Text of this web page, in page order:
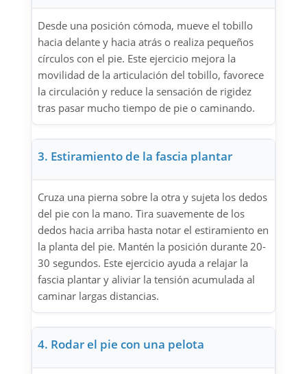
Desde una posición cómoda, mueve el tobillo
hacia delante y hacia atrás o realiza pequeños
círculos con el pie. Este ejercicio mejora la
movilidad de la articulación del tobillo, favorece
la circulación y reduce la sensación de rigidez
tras pasar mucho tiempo de pie o caminando.
3. Estiramiento de la fascia plantar
Cruza una pierna sobre la otra y sujeta los dedos
del pie con la mano. Tira suavemente de los
dedos hacia arriba hasta notar el estiramiento en
la planta del pie. Mantén la posición durante 20-
30 segundos. Este ejercicio ayuda a relajar la
fascia plantar y aliviar la tensión acumulada al
caminar largas distancias.
4. Rodar el pie con una pelota